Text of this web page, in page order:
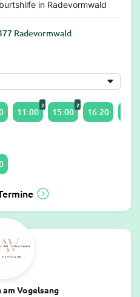
in Radevormwald
Radevormwald
11:00
2
15:00
2
16:20
Vogelsang